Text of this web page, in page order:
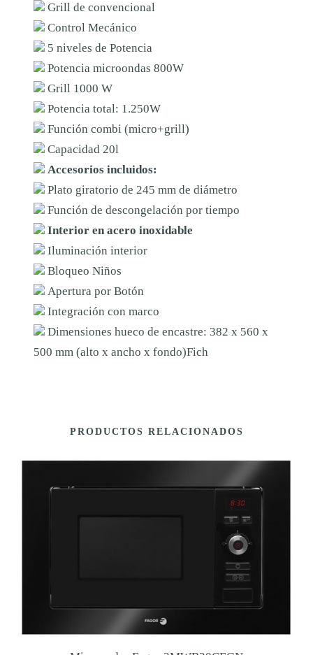
G
X
C
A
N
T
I
D
A
D
Grill de convencional
Control Mecánico
5 niveles de Potencia
Potencia microondas 800W
Grill 1000 W
Potencia total: 1.250W
Función combi (micro+grill)
Capacidad 20l
Accesorios incluidos:
Plato giratorio de 245 mm de diámetro
Función de descongelación por tiempo
Interior en acero inoxidable
Iluminación interior
Bloqueo Niños
Apertura por Botón
Integración con marco
Dimensiones hueco de encastre: 382 x 560 x
500 mm (alto x ancho x fondo)Fich
PRODUCTOS RELACIONADOS